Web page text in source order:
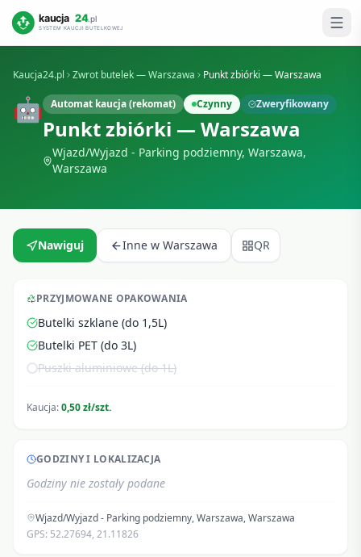
Kaucja24.pl Zwrot butelek —Warszawa Punkt zbiórki — Warszawa
🤖 Automat kaucja (rekomat) Czynny Zweryfikowany
Punkt zbiórki — Warszawa
Wjazd/Wyjazd - Parking podziemny, Warszawa,
Warszawa
Nawiguj Inne w Warszawa QR
PRZYJMOWANE OPAKOWANIA
Butelki szklane (do 1,5L)
Butelki PET (do 3L)
Puszki aluminiowe (do 1L)
Kaucja:0,50 zł/szt.
GODZINY I LOKALIZACJA
Godziny nie zostały podane
Wjazd/Wyjazd - Parking podziemny, Warszawa,Warszawa
GPS: 52.27694, 21.11826